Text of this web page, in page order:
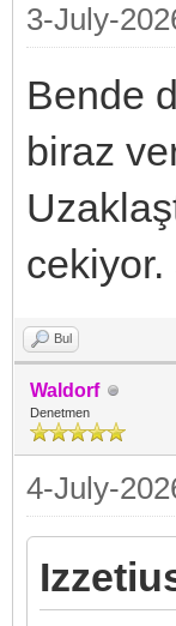
3-July-
Bende
biraz
Bul
Waldorf
Denetmen
4-July-